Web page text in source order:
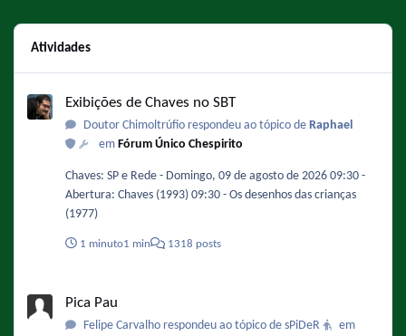
Atividades
Exibições de Chaves no SBT
Doutor Chimoltrúfio respondeu ao tópico de Raphael
em Fórum Único Chespirito
Chaves: SP e Rede - Domingo, 09 de agosto de 2026 09:30 -
Abertura: Chaves (1993) 09:30 - Os desenhos das crianças
(1977)
1 minuto1 min 1318 posts
Pica Pau
Felipe Carvalho respondeu ao tópico de sPiDeR
em